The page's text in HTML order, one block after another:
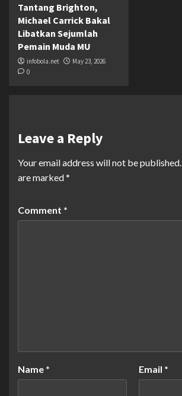
Tantang Brighton,
Michael Carrick Bakal
Libatkan Sejumlah
Pemain Muda MU
infobola.net
May 23, 2026
0
Leave a Reply
Your email address will not be published.
are marked*
Comment *
Name * Email *